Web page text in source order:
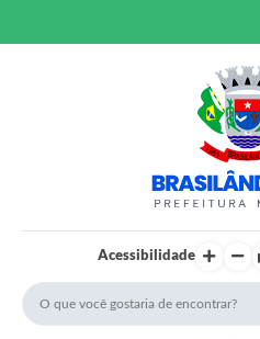
Acessibilidade